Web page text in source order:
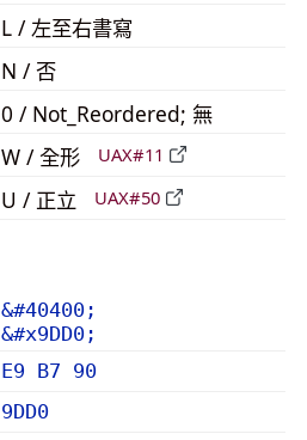
L / 左至右書寫
N / 否
0 / Not_Reordered; 無
W / 全形 UAX#11
U / 正立 UAX#50
&#40400;
&#x9DD0;
E9 B7 90
9DD0